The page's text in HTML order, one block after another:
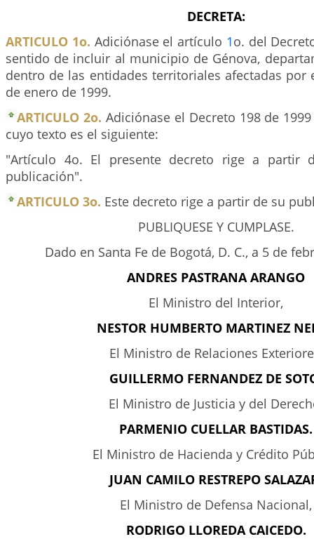
DECRETA:
ARTICULO 1o. Adiciónase el artículo 1o. del
sentido de incluir al municipio de Génova,
dentro de las entidades territoriales afectadas por
de enero de 1999.
ARTICULO 2o. Adiciónase el Decreto 198 de
cuyo texto es el siguiente:
"Artículo 4o. El presente decreto rige a partir
publicación".
ARTICULO 3o. Este decreto rige a partir de su
PUBLIQUESE Y CUMPLASE.
Dado en Santa Fe de Bogotá, D. C., a 5 de
ANDRES PASTRANA ARANGO
El Ministro del Interior,
NESTOR HUMBERTO MARTINEZ
El Ministro de Relaciones
GUILLERMO FERNANDEZ DE
El Ministro de Justicia y del
PARMENIO CUELLAR BASTIDAS.
El Ministro de Hacienda y Crédito
JUAN CAMILO RESTREPO
El Ministro de Defensa Nacional,
RODRIGO LLOREDA CAICEDO.